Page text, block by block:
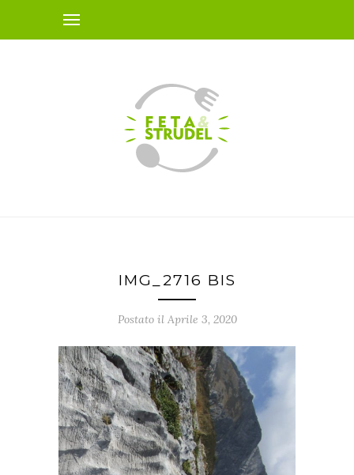
IMG_2716 BIS
Postato il Aprile 3, 2020